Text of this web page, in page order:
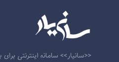
<<سانیار>> سامانه اینترنتی